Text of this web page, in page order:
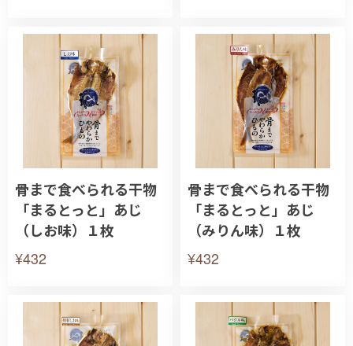
骨まで食べられる干物
「まるとっと」あじ
（しお味）１枚
¥432
骨まで食べられる干物
「まるとっと」あじ
（みりん味）１枚
¥432